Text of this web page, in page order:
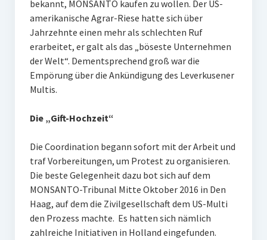
bekannt, MONSANTO kaufen zu wollen. Der US-
amerikanische Agrar-Riese hatte sich über
Jahrzehnte einen mehr als schlechten Ruf
erarbeitet, er galt als das „böseste Unternehmen
der Welt“. Dementsprechend groß war die
Empörung über die Ankündigung des Leverkusener
Multis.
Die „Gift-Hochzeit“
Die Coordination begann sofort mit der Arbeit und
traf Vorbereitungen, um Protest zu organisieren.
Die beste Gelegenheit dazu bot sich auf dem
MONSANTO-Tribunal Mitte Oktober 2016 in Den
Haag, auf dem die Zivilgesellschaft dem US-Multi
den Prozess machte. Es hatten sich nämlich
zahlreiche Initiativen in Holland eingefunden.